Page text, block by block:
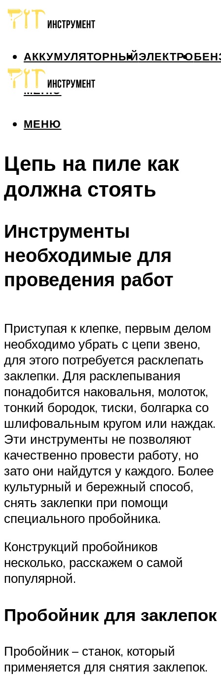
АККУМУЛЯТОРНЫЙЭЛЕКТРО
МЕНЮ
МЕНЮ
Цепь на пиле как
должна стоять
Инструменты
необходимые для
проведения работ
Приступая к клепке, первым делом
необходимо убрать с цепи звено,
для этого потребуется расклепать
заклепки. Для расклепывания
понадобится наковальня, молоток,
тонкий бородок, тиски, болгарка со
шлифовальным кругом или наждак.
Эти инструменты не позволяют
качественно провести работу, но
зато они найдутся у каждого. Более
культурный и бережный способ,
снять заклепки при помощи
специального пробойника.
Конструкций пробойников
несколько, расскажем о самой
популярной.
Пробойник для заклепок
Пробойник – станок, который
применяется для снятия заклепок.